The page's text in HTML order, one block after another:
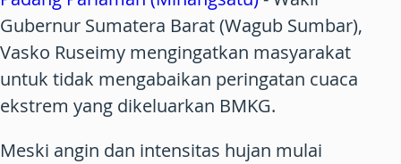
Gubernur Sumatera Barat (Wagub Sumbar),
Vasko Ruseimy mengingatkan masyarakat
untuk tidak mengabaikan peringatan cuaca
ekstrem yang dikeluarkan BMKG.
Meski angin dan intensitas hujan mulai